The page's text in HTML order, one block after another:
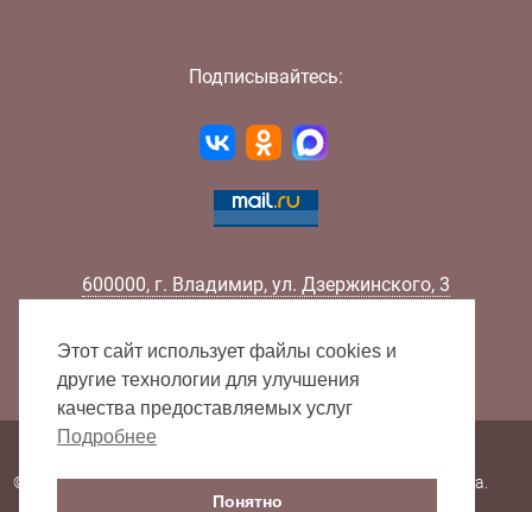
Подписывайтесь:
600000, г. Владимир, ул. Дзержинского, 3
Факс:
+7 (4922) 32-52-88
E-mail:
info@lib33.ru
© 2000 - 2026 Владимирская областная научная библиотека.
Этот сайт использует файлы cookies и
другие технологии для улучшения
качества предоставляемых услуг
Подробнее
Понятно